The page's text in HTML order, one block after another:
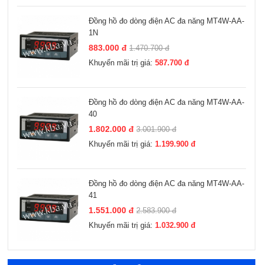
Đồng hồ đo dòng điện AC đa năng MT4W-AA-
1N
883.000 đ 1.470.700 đ
Khuyến mãi trị giá:587.700 đ
Đồng hồ đo dòng điện AC đa năng MT4W-AA-
40
1.802.000 đ 3.001.900 đ
Khuyến mãi trị giá: 1.199.900 đ
Đồng hồ đo dòng điện AC đa năng MT4W-AA-
41
1.551.000 đ 2.583.900 đ
Khuyến mãi trị giá: 1.032.900 đ